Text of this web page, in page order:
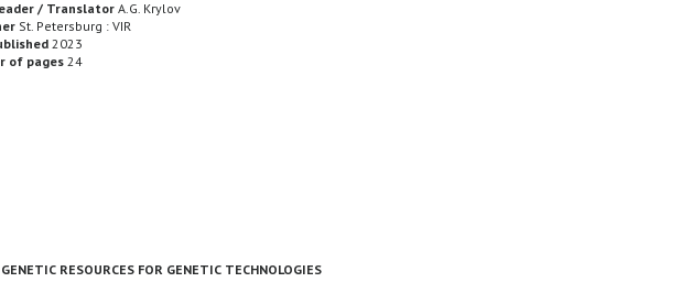
/ Translator A.G. Krylov
St. Petersburg : VIR
2023
of pages 24
RESOURCES FOR GENETIC TECHNOLOGIES